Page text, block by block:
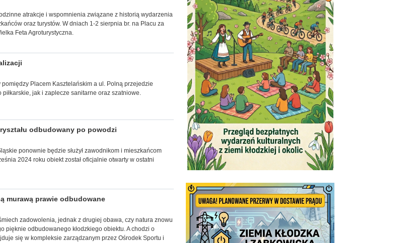
atrakcje i wspomnienia związane z historią wydarzenia
oraz turystów. W dniach 1-2 sierpnia br. na Placu za
Feta Agroturystyczna.
pomiędzy Placem Kasztelańskim a ul. Polną przejedzie
jak i zaplecze sanitarne oraz szatniowe.
odbudowany po powodzi
ponownie będzie służył zawodnikom i mieszkańcom
2024 roku obiekt został oficjalnie otwarty w ostatni
murawą prawie odbudowane
zadowolenia, jednak z drugiej obawa, czy natura znowu
pięknie odbudowanego kłodzkiego obiektu. A chodzi o
się w kompleksie zarządzanym przez Ośrodek Sportu i